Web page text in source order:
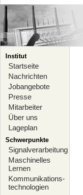
Institut
Startseite
Nachrichten
Jobangebote
Presse
Mitarbeiter
Über uns
Lageplan
Schwerpunkte
Signalverarbeitung
Maschinelles
Lernen
Kommunikations-
technologien